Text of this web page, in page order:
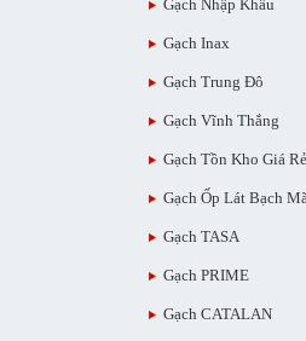
Gạch Nhập Khẩu
Gạch Inax
Gạch Trung Đô
Gạch Vĩnh Thắng
Gạch Tồn Kho Giá Rẻ
Gạch Ốp Lát Bạch
Gạch TASA
Gạch PRIME
Gạch CATALAN